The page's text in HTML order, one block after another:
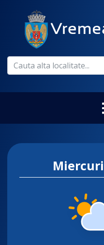
Miercuri